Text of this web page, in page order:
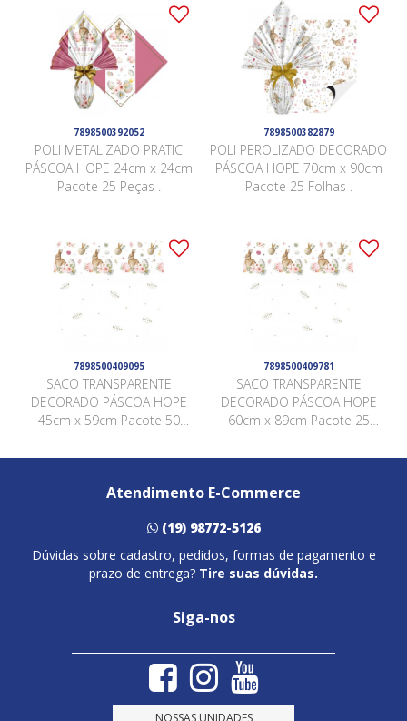
7898500392052
POLI METALIZADO PRATIC
PÁSCOA HOPE 24cm x 24cm
Pacote 25 Peças .
7898500382879
POLI PEROLIZADO DECORADO
PÁSCOA HOPE 70cm x 90cm
Pacote 25 Folhas .
7898500409095
SACO TRANSPARENTE
DECORADO PÁSCOA HOPE
45cm x 59cm Pacote 50
7898500409781
SACO TRANSPARENTE
DECORADO PÁSCOA HOPE
60cm x 89cm Pacote 25
Atendimento E-Commerce
(19) 98772-5126
Dúvidas sobre cadastro, pedidos, formas de pagamento e
prazo de entrega? Tire suas dúvidas.
Siga-nos